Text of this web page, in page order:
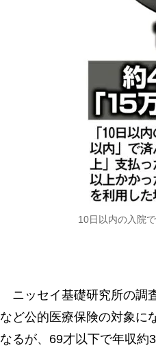
10日以内の入院
ニッセイ基礎研究所の調
など公的医療保険の対象に
なるが、69才以下で年収約